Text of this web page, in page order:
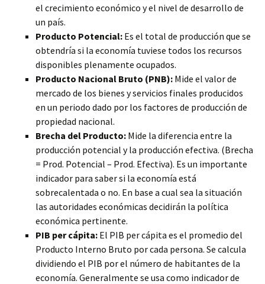
el crecimiento económico y el nivel de desarrollo de
un país.
Producto Potencial: Es el total de producción que se
obtendría si la economía tuviese todos los recursos
disponibles plenamente ocupados.
Producto Nacional Bruto (PNB): Mide el valor de
mercado de los bienes y servicios finales producidos
en un periodo dado por los factores de producción de
propiedad nacional.
Brecha del Producto: Mide la diferencia entre la
producción potencial y la producción efectiva. (Brecha
= Prod. Potencial – Prod. Efectiva). Es un importante
indicador para saber si la economía está
sobrecalentada o no. En base a cual sea la situación
las autoridades económicas decidirán la política
económica pertinente.
PIB per cápita: El PIB per cápita es el promedio del
Producto Interno Bruto por cada persona. Se calcula
dividiendo el PIB por el número de habitantes de la
economía. Generalmente se usa como indicador de